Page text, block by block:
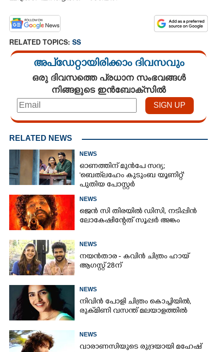
RELATED TOPICS: SS
അപ്ഡേറ്റായിരിക്കാം ദിവസവും
ഒരു ദിവസത്തെ പ്രധാന സംഭവങ്ങൾ
നിങ്ങളുടെ ഇൻബോക്സിൽ
RELATED NEWS
NEWS
ഓണത്തിന് മുൻപേ സദ്യ;
'ബെത്‌ലഹേം കുടുംബ യൂണിറ്റ്'
പുതിയ പോസ്റ്റർ
NEWS
ജെൻ സി തിരയിൽ ഡിസി, നടിപ്പിൻ
ലോകേഷിന്റേത് സൂപ്പർ അങ്കം
NEWS
നയൻതാര - കവിൻ ചിത്രം ഹായ്
ആഗസ്റ്റ് 28ന്
NEWS
നിവിൻ പോളി ചിത്രം കൊച്ചിയിൽ,
രുക്‌മിണി വസന്ത് മലയാളത്തിൽ
NEWS
വാരാണസിയുടെ രുദ്രയായി മഹേഷ്